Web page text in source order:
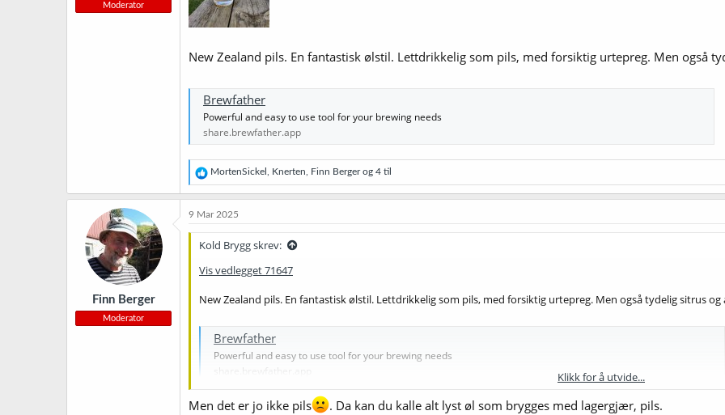
Moderator
New Zealand pils. En fantastisk ølstil. Lettdrikkelig som pils, med forsiktig urtepreg. Men også
Brewfather
Powerful and easy to use tool for your brewing needs
share.brewfather.app
R
e
a
j
o
e
:
MortenSickel Knerten Finn Bergerog 4 til
Finn Berger
Moderator
9 Mar 2025
Kold Brygg skrev:
Vis vedlegget 71647
New Zealand pils. En fantastisk ølstil. Lettdrikkelig som pils, med forsiktig urtepreg. Men også tydelig sitrus
Brewfather
Powerful and easy to use tool for your brewing needs
share.brewfather.app
Klikk for å utvide...
Men det er jo ikke pils . Da kan du kalle alt lyst øl som brygges med lagergjær, pils.